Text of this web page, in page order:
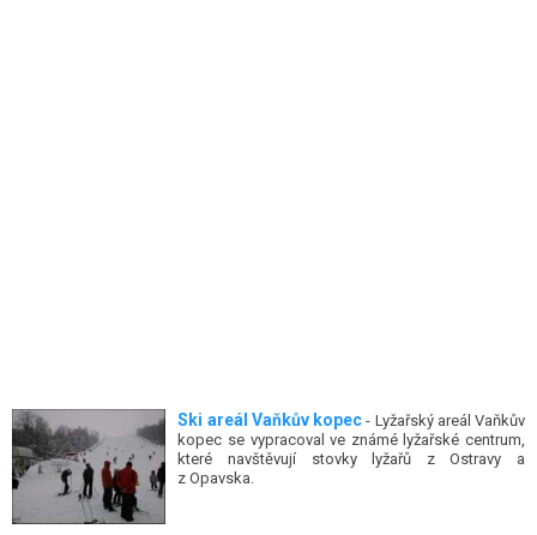
Ski areál Vaňkův kopec - Lyžařský areál Vaňkův
kopec se vypracoval ve známé lyžařské centrum,
které navštěvují stovky lyžařů z Ostravy a
z Opavska.